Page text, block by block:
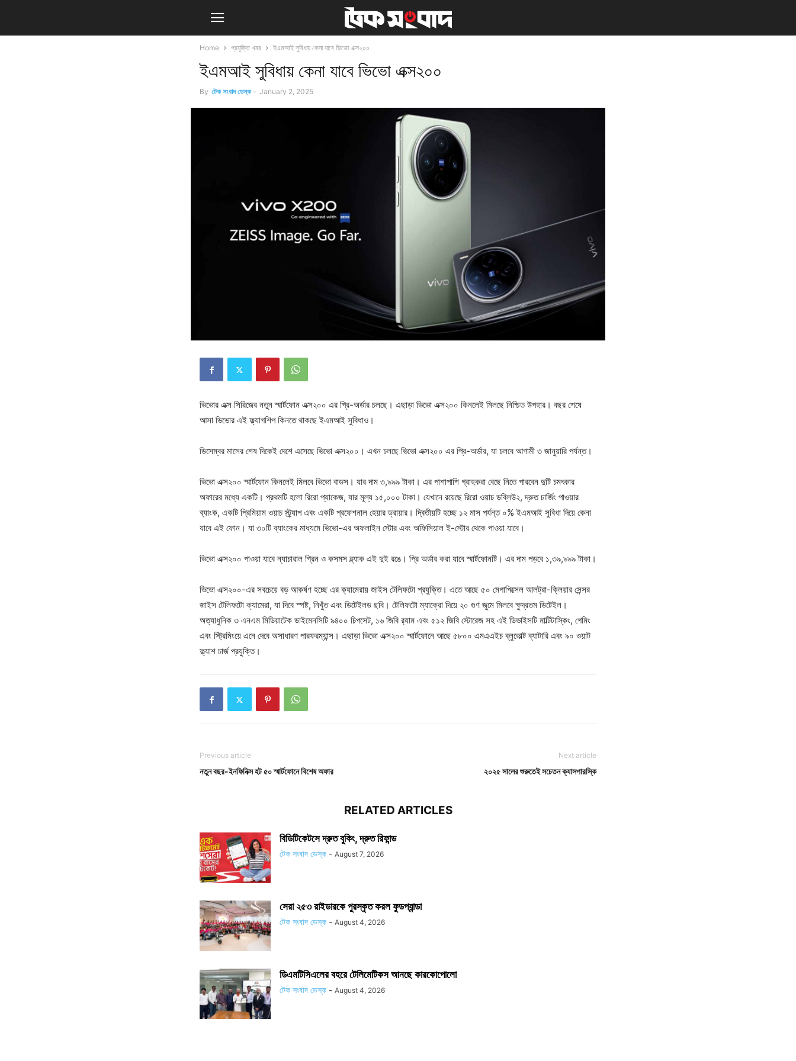
Home প্রযুক্তি খবর ইএমআই সুবিধায় কেনা যাবে ভিভো এক্স২০০
ইএমআই সুবিধায় কেনা যাবে ভিভো এক্স২০০
By টেক সংবাদ ডেস্ক - January 2, 2025
ভিভোর এক্স সিরিজের নতুন স্মার্টফোন এক্স২০০ এর প্রি-অর্ডার চলছে। এছাড়া ভিভো এক্স২০০ কিনলেই মিলছে নিশ্চিত উপহার। বছর শেষে
আসা ভিভোর এই ফ্ল্যাগশিপ কিনতে থাকছে ইএমআই সুবিধাও।
ডিসেম্বর মাসের শেষ দিকেই দেশে এসেছে ভিভো এক্স২০০। এখন চলছে ভিভো এক্স২০০ এর প্রি-অর্ডার, যা চলবে আগামী ৩ জানুয়ারি পর্যন্ত।
ভিভো এক্স২০০ স্মার্টফোন কিনলেই মিলবে ভিভো বাডস। যার দাম ৩,৯৯৯ টাকা। এর পাশাপাশি গ্রাহকরা বেছে নিতে পারবেন দুটি চমৎকার
অফারের মধ্যে একটি। প্রথমটি হলো রিরো প্যাকেজ, যার মূল্য ১৫,০০০ টাকা। যেখানে রয়েছে রিরো ওয়াচ ডব্লিউ২, দ্রুত চার্জিং পাওয়ার
ব্যাংক, একটি প্রিমিয়াম ওয়াচ স্ট্র্যাপ এবং একটি প্রফেশনাল হেয়ার ড্রায়ার। দ্বিতীয়টি হচ্ছে ১২ মাস পর্যন্ত ০% ইএমআই সুবিধা দিয়ে কেনা
যাবে এই ফোন। যা ৩০টি ব্যাংকের মাধ্যমে ভিভো-এর অফলাইন স্টোর এবং অফিসিয়াল ই-স্টোর থেকে পাওয়া যাবে।
ভিভো এক্স২০০ পাওয়া যাবে ন্যাচারাল গ্রিন ও কসমস ব্ল্যাক এই দুই রঙে। প্রি অর্ডার করা যাবে স্মার্টফোনটি। এর দাম পড়বে ১,৩৯,৯৯৯ টাকা।
ভিভো এক্স২০০-এর সবচেয়ে বড় আকর্ষণ হচ্ছে এর ক্যামেরায় জাইস টেলিফটো প্রযুক্তি। এতে আছে ৫০ মেগাপিক্সেল আলট্রা-ক্লিয়ার সেন্সর
জাইস টেলিফটো ক্যামেরা, যা দিবে স্পষ্ট, নিখুঁত এবং ডিটেইলড ছবি। টেলিফটো ম্যাক্রো দিয়ে ২০ গুণ জুমে মিলবে ক্ষুদ্রতম ডিটেইল।
অত্যাধুনিক ৩ এনএম মিডিয়াটেক ডাইমেনসিটি ৯৪০০ চিপসেট, ১৬ জিবি র‍্যাম এবং ৫১২ জিবি স্টোরেজ সহ এই ডিভাইসটি মাল্টিটাস্কিং, গেমিং
এবং স্ট্রিমিংয়ে এনে দেবে অসাধারণ পারফরম্যান্স। এছাড়া ভিভো এক্স২০০ স্মার্টফোনে আছে ৫৮০০ এমএএইচ ব্লুভোল্ট ব্যাটারি এবং ৯০ ওয়াট
ফ্ল্যাশ চার্জ প্রযুক্তি।
Previous article
নতুন বছর-ইনফিনিক্স হট ৫০ স্মার্টফোনে বিশেষ অফার
Next article
২০২৫ সালের শুরুতেই সচেতন ক্যাসপারস্কি
RELATED ARTICLES
বিডিটিকেটসে দ্রুত বুকিং, দ্রুত রিফান্ড
টেক সংবাদ ডেস্ক - August 7, 2026
সেরা ২৫৩ রাইডারকে পুরস্কৃত করল ফুডপ্যান্ডা
টেক সংবাদ ডেস্ক - August 4, 2026
ডিএমটিসিএলের বহরে টেলিমেটিকস আনছে কারকোপোলো
টেক সংবাদ ডেস্ক - August 4, 2026